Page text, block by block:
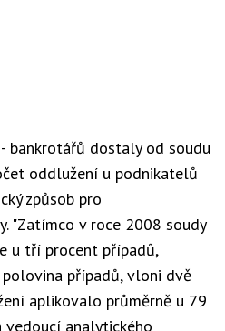
bankrotářů dostaly od soudu
oddlužení u podnikatelů
způsob pro
"Zatímco v roce 2008 soudy
u tří procent případů,
případů, vloni dvě
aplikovalo průměrně u 79
analytického